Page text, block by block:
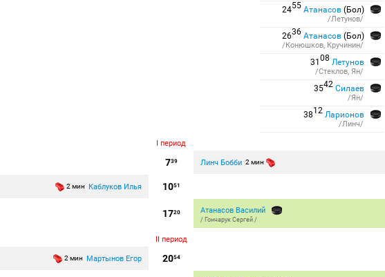
2455 Атанасов (Бол)
/Летунов/
2636 Атанасов (Бол)
/Конюшков, Кручинин/
3108 Летунов
/Стеклов, Ян/
3542 Силаев
/Ян/
3812 Ларионов
/Линч/
I период
739 Линч Бобби 2 мин
1051
2 мин Каблуков Илья
1720 Атанасов Василий
/ Гончарук Сергей /
II период
2054
2 мин Мартынов Егор